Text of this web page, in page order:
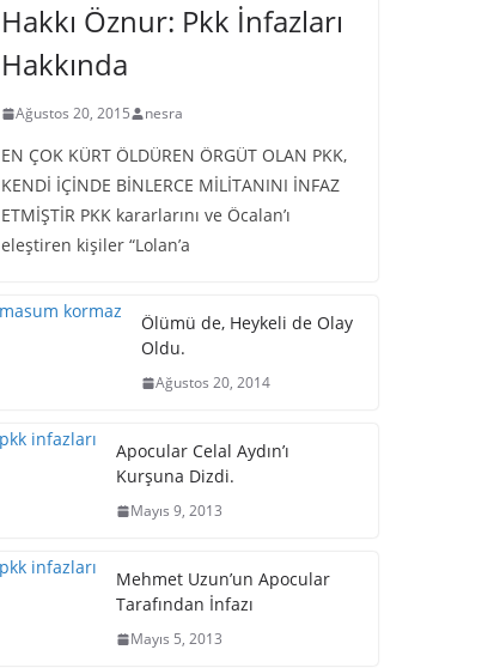
Hakkı Öznur: Pkk İnfazları
Hakkında
Ağustos 20, 2015 nesra
EN ÇOK KÜRT ÖLDÜREN ÖRGÜT OLAN PKK,
KENDİ İÇİNDE BİNLERCE MİLİTANINI İNFAZ
ETMİŞTİR PKK kararlarını ve Öcalan’ı
eleştiren kişiler “Lolan’a
Ölümü de, Heykeli de Olay
Oldu.
Ağustos 20, 2014
Apocular Celal Aydın’ı
Kurşuna Dizdi.
Mayıs 9, 2013
Mehmet Uzun’un Apocular
Tarafından İnfazı
Mayıs 5, 2013